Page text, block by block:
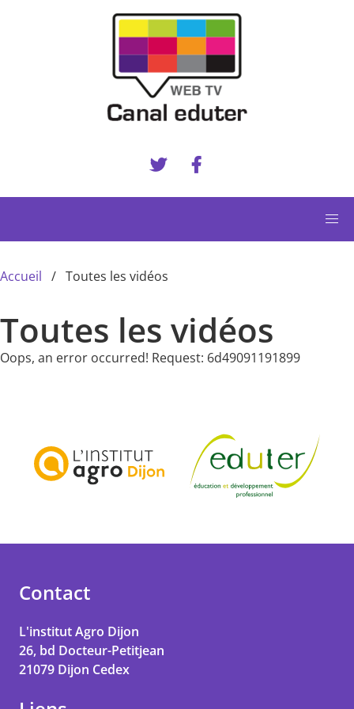
Aller au contenu principal
Accueil Toutes les vidéos
Toutes les vidéos
Oops, an error occurred! Request: 6d49091191899
Contact
L'institut Agro Dijon
26, bd Docteur-Petitjean
21079 Dijon Cedex